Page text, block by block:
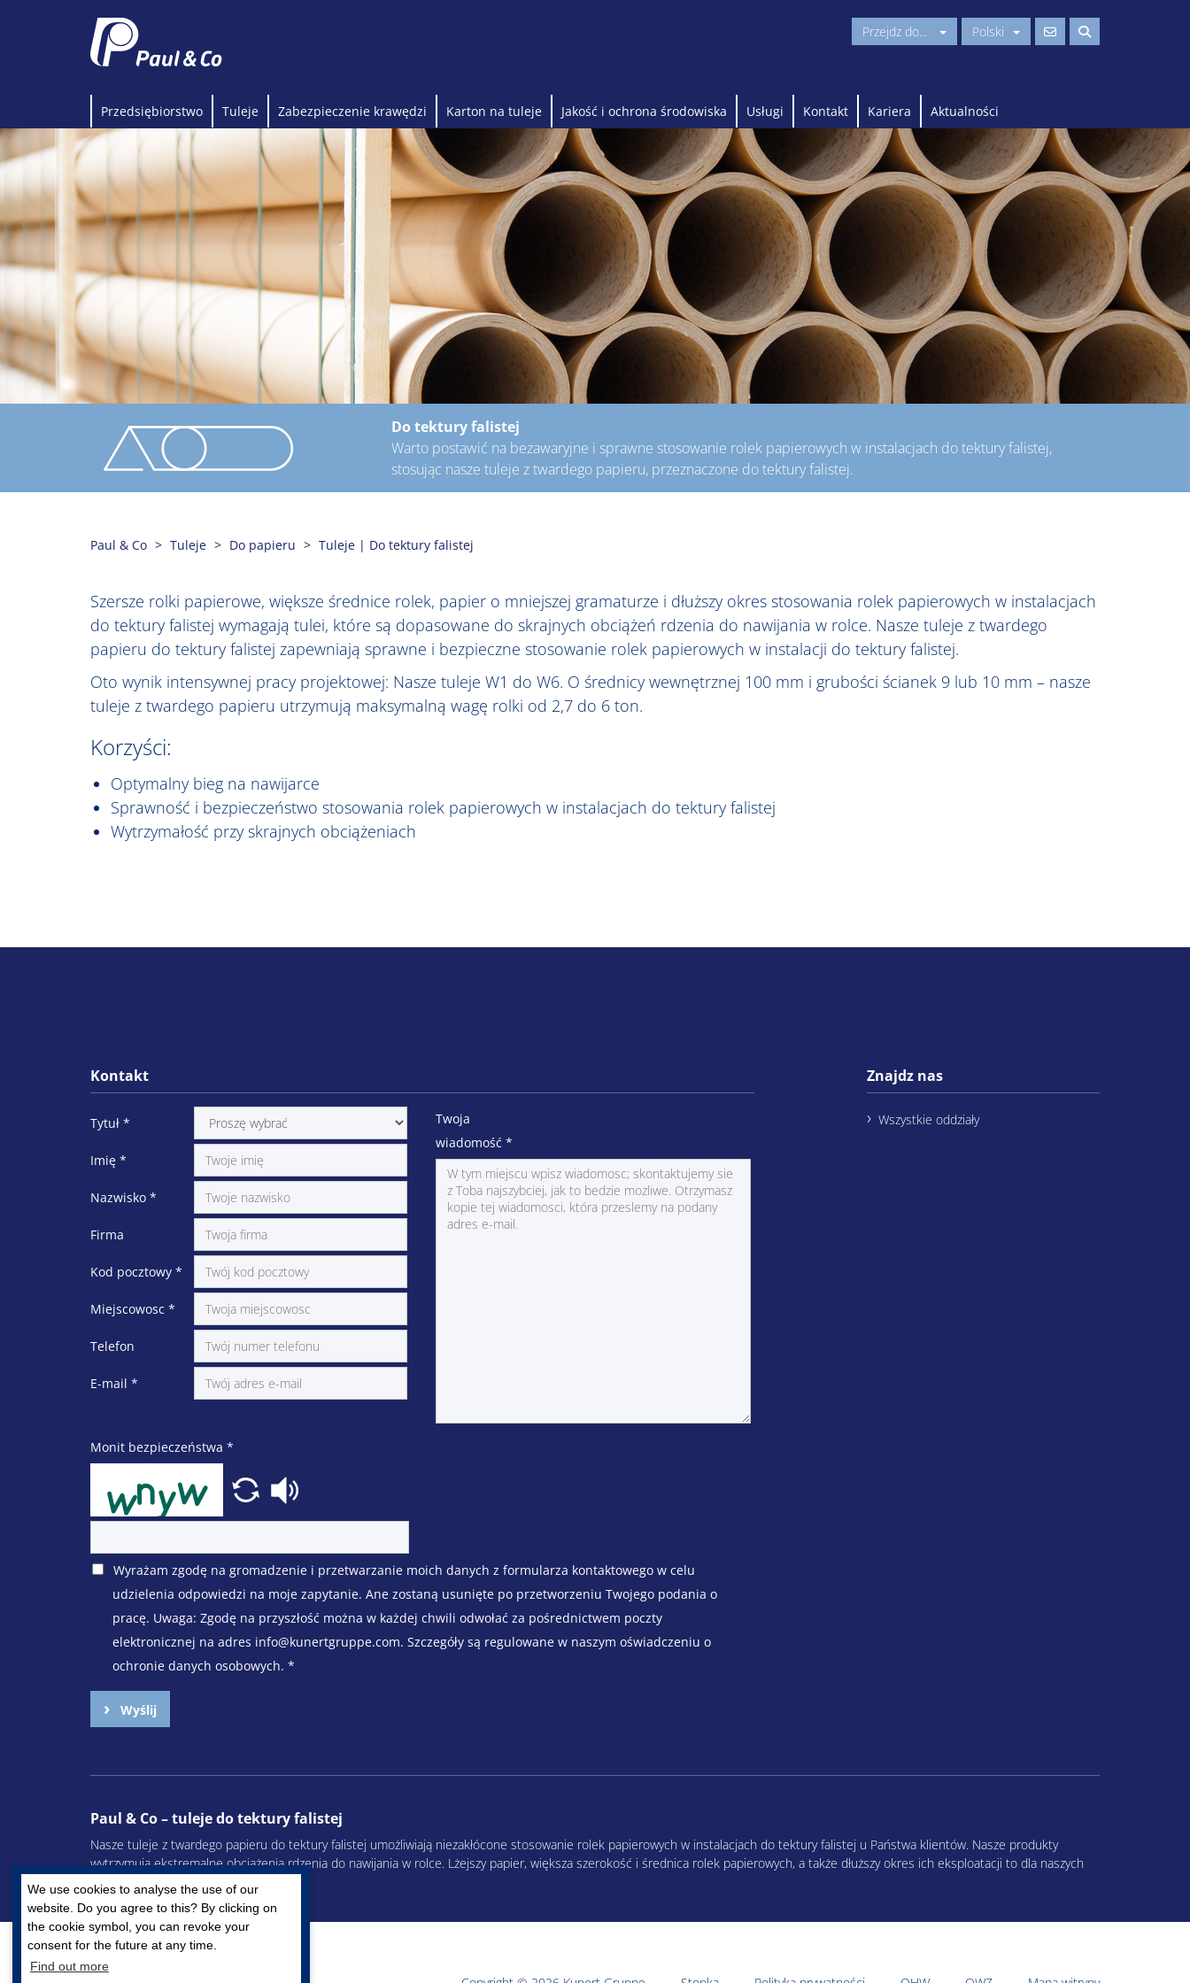
We use cookies to analyse the use of our
website. Do you agree to this? By clicking on
the cookie symbol, you can revoke your
consent for the future at any time.
Find out more
Przejdz do... Polski
Przedsiębiorstwo Tuleje Zabezpieczenie krawędzi Karton na tuleje Jakość i ochrona środowiska Usługi Kontakt Kariera Aktualności
Do tektury falistej
Warto postawić na bezawaryjne i sprawne stosowanie rolek papierowych w instalacjach do tektury falistej,
stosując nasze tuleje z twardego papieru, przeznaczone do tektury falistej.
Paul & Co Tuleje Do papieru Tuleje | Do tektury falistej
Szersze rolki papierowe, większe średnice rolek, papier o mniejszej gramaturze i dłuższy okres stosowania rolek papierowych w instalacjach
do tektury falistej wymagają tulei, które są dopasowane do skrajnych obciążeń rdzenia do nawijania w rolce. Nasze tuleje z twardego
papieru do tektury falistej zapewniają sprawne i bezpieczne stosowanie rolek papierowych w instalacji do tektury falistej.
Oto wynik intensywnej pracy projektowej: Nasze tuleje W1 do W6. O średnicy wewnętrznej 100 mm i grubości ścianek 9 lub 10 mm – nasze
tuleje z twardego papieru utrzymują maksymalną wagę rolki od 2,7 do 6 ton.
Korzyści:
Optymalny bieg na nawijarce
Sprawność i bezpieczeństwo stosowania rolek papierowych w instalacjach do tektury falistej
Wytrzymałość przy skrajnych obciążeniach
Kontakt
Tytuł *
Imię *
Nazwisko *
Firma
Kod pocztowy *
Miejscowosc *
Telefon
E-mail *
Twoja
wiadomość *
Monit bezpieczeństwa *
Wyrażam zgodę na gromadzenie i przetwarzanie moich danych z formularza kontaktowego w celu
udzielenia odpowiedzi na moje zapytanie. Ane zostaną usunięte po przetworzeniu Twojego podania o
pracę. Uwaga: Zgodę na przyszłość można w każdej chwili odwołać za pośrednictwem poczty
elektronicznej na adres info@kunertgruppe.com. Szczegóły są regulowane w naszym oświadczeniu o
ochronie danych osobowych. *
Wyślij
Znajdz nas
Wszystkie oddziały
Paul & Co – tuleje do tektury falistej
Nasze tuleje z twardego papieru do tektury falistej umożliwiają niezakłócone stosowanie rolek papierowych w instalacjach do tektury falistej u Państwa klientów. Nasze produkty
wytrzymują ekstremalne obciążenia rdzenia do nawijania w rolce. Lżejszy papier, większa szerokość i średnica rolek papierowych, a także dłuższy okres ich eksploatacji to dla naszych
tulei żaden problem.